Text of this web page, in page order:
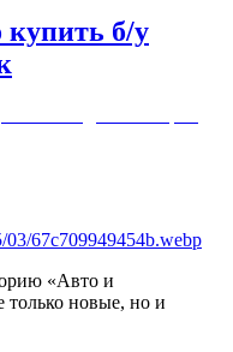
б/у
03/67c709949454b.webp
«Авто и
только новые, но и